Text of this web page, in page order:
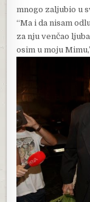
mnogo zaljubio u
“Ma i da nisam
za nju venčao
osim u moju